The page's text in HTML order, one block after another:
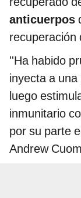
anticuerpos
recuperación
''Ha habido
inyecta a
luego
inmunitario
por su parte
Andrew